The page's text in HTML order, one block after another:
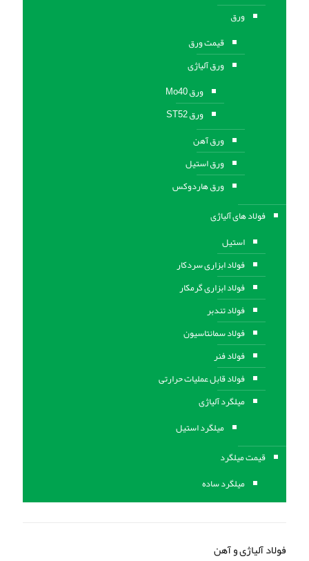
ورق
قیمت ورق
ورق آلیاژی
ورق Mo40
ورق ST52
ورق آهن
ورق استيل
ورق هاردوکس
فولاد های آلیاژی
استیل
فولاد ابزاری سردکار
فولاد ابزاری گرمکار
فولاد تندبر
فولاد سمانتاسیون
فولاد فنر
فولاد قابل عملیات حرارتی
ميلگرد آلیاژی
میلگرد استیل
قیمت میلگرد
میلگرد ساده
فولاد آلیاژی و آهن